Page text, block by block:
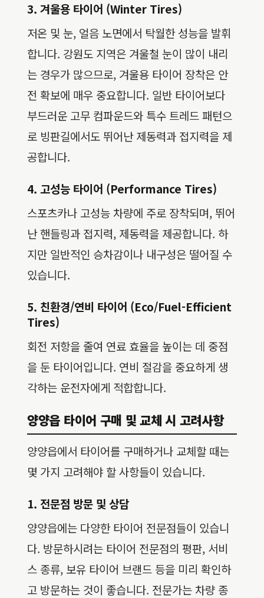
3. 겨울용 타이어 (Winter Tires)
저온 및 눈, 얼음 노면에서 탁월한 성능을 발휘
합니다. 강원도 지역은 겨울철 눈이 많이 내리
는 경우가 많으므로, 겨울용 타이어 장착은 안
전 확보에 매우 중요합니다. 일반 타이어보다
부드러운 고무 컴파운드와 특수 트레드 패턴으
로 빙판길에서도 뛰어난 제동력과 접지력을 제
공합니다.
4. 고성능 타이어 (Performance Tires)
스포츠카나 고성능 차량에 주로 장착되며, 뛰어
난 핸들링과 접지력, 제동력을 제공합니다. 하
지만 일반적인 승차감이나 내구성은 떨어질 수
있습니다.
5. 친환경/연비 타이어 (Eco/Fuel-Efficient
Tires)
회전 저항을 줄여 연료 효율을 높이는 데 중점
을 둔 타이어입니다. 연비 절감을 중요하게 생
각하는 운전자에게 적합합니다.
양양읍 타이어 구매 및 교체 시 고려사항
양양읍에서 타이어를 구매하거나 교체할 때는
몇 가지 고려해야 할 사항들이 있습니다.
1. 전문점 방문 및 상담
양양읍에는 다양한 타이어 전문점들이 있습니
다. 방문하시려는 타이어 전문점의 평판, 서비
스 종류, 보유 타이어 브랜드 등을 미리 확인하
고 방문하는 것이 좋습니다. 전문가는 차량 종